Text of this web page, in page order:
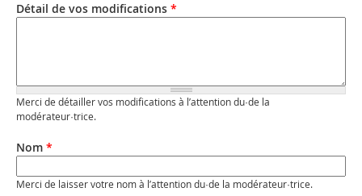
Détail de vos modifications *
Merci de détailler vos modifications à l’attention du·de la
modérateur·trice.
Nom *
Merci de laisser votre nom à l’attention du·de la modérateur·trice.